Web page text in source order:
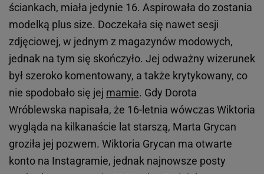
ściankach, miała jedynie 16. Aspirowała do zostania
modelką plus size. Doczekała się nawet sesji
zdjęciowej, w jednym z magazynów modowych,
jednak na tym się skończyło. Jej odważny wizerunek
był szeroko komentowany, a także krytykowany, co
nie spodobało się jej mamie. Gdy Dorota
Wróblewska napisała, że 16-letnia wówczas Wiktoria
wygląda na kilkanaście lat starszą, Marta Grycan
groziła jej pozwem. Wiktoria Grycan ma otwarte
konto na Instagramie, jednak najnowsze posty